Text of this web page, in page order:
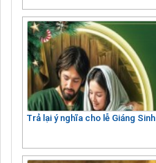
Trả lại ý nghĩa cho lễ Giáng Sinh